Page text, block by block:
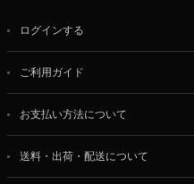
ログインする
ご利用ガイド
お支払い方法について
送料・出荷・配送について